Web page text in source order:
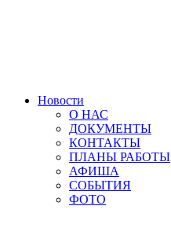
Новости
О НАС
ДОКУМЕНТЫ
КОНТАКТЫ
ПЛАНЫ РАБОТЫ
АФИША
СОБЫТИЯ
ФОТО